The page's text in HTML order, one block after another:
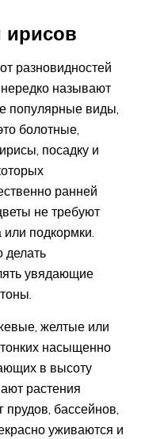
ирисов
разновидностей
называют
популярные виды,
болотные,
посадку и
ранней
не требуют
или подкормки.
делать
увядающие
желтые или
насыщенно
в высоту
растения
прудов, бассейнов,
уживаются и